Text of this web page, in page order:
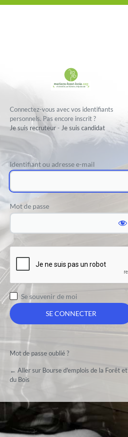
Connectez-vous avec vos identifiants
personnels. Pas encore inscrit ?
Je suis recruteur- Je suis candidat
Identifiant ou adresse e-mail
Mot de passe
Se souvenir de moi
Mot de passe oublié ?
← Aller sur Bourse d'emplois de la Forêt et
du Bois